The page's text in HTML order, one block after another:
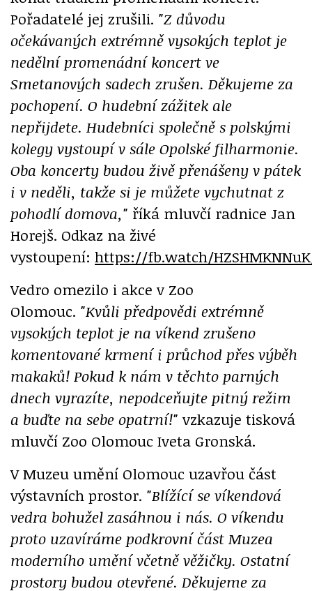
Pořadatelé jej zrušili. "Z důvodu
očekávaných extrémně vysokých teplot je
nedělní promenádní koncert ve
Smetanových sadech zrušen. Děkujeme za
pochopení. O hudební zážitek ale
nepřijdete. Hudebníci společně s polskými
kolegy vystoupí v sále Opolské filharmonie.
Oba koncerty budou živě přenášeny v pátek
i v neděli, takže si je můžete vychutnat z
pohodlí domova," říká mluvčí radnice Jan
Horejš. Odkaz na živé
vystoupení: https://fb.watch/
Vedro omezilo i akce v Zoo
Olomouc. "Kvůli předpovědi extrémně
vysokých teplot je na víkend zrušeno
komentované krmení i průchod přes výběh
makaků! Pokud k nám v těchto parných
dnech vyrazíte, nepodceňujte pitný režim
a buďte na sebe opatrní!" vzkazuje tisková
mluvčí Zoo Olomouc Iveta Gronská.
V Muzeu umění Olomouc uzavřou část
výstavních prostor. "Blížící se víkendová
vedra bohužel zasáhnou i nás. O víkendu
proto uzavíráme podkrovní část Muzea
moderního umění včetně věžičky. Ostatní
prostory budou otevřené. Děkujeme za